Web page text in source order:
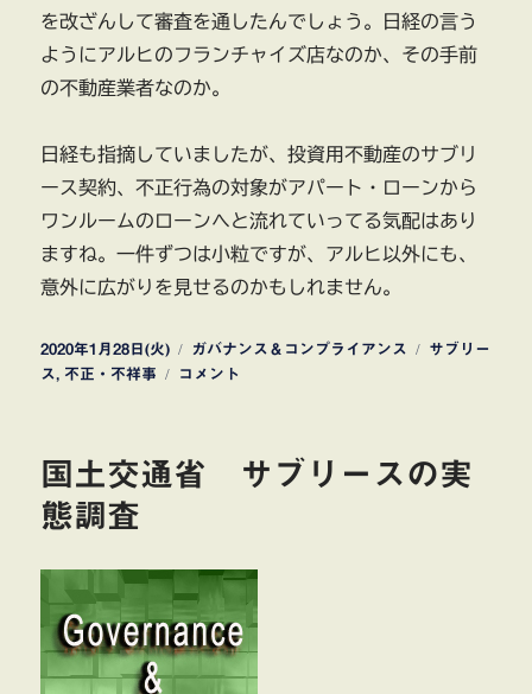
を改ざんして審査を通したんでしょう。日経の言う
ようにアルヒのフランチャイズ店なのか、その手前
の不動産業者なのか。
日経も指摘していましたが、投資用不動産のサブリ
ース契約、不正行為の対象がアパート・ローンから
ワンルームのローンへと流れていってる気配はあり
ますね。一件ずつは小粒ですが、アルヒ以外にも、
意外に広がりを見せるのかもしれません。
投
稿
2020年1月28日(火)
カ
テ
ガバナンス＆コンプライアンス
タ
サブリー
ス, 不正・不祥事
ア
資
料
の
改
ざ
ん
コメント
国土交通省 サブリースの実
態調査